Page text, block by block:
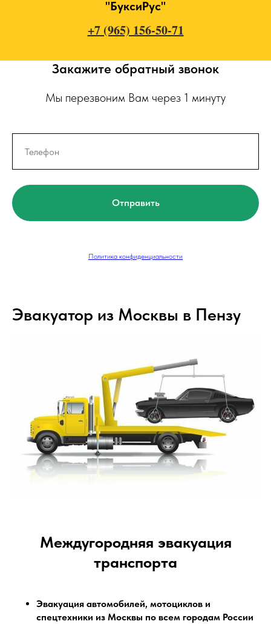
"БуксиРус"
+7 (965) 156-50-71
Закажите обратный звонок
Мы перезвоним Вам через 1 минуту
Отправить
Политика конфиденциальности
Эвакуатор из Москвы в Пензу
Междугородняя эвакуация
транспорта
Эвакуация автомобилей, мотоциклов и
спецтехники из Москвы по всем городам России